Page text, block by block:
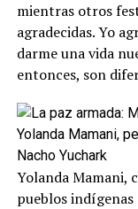
mientras otros
agradecidas. Yo
darme una vida
entonces, son
Yolanda Mamani,
Nacho Yuchark
Yolanda Mamani,
pueblos